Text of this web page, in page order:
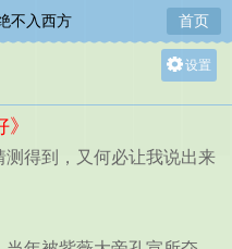
不入西方 首页
设置
中
得到，又何必让我说出来